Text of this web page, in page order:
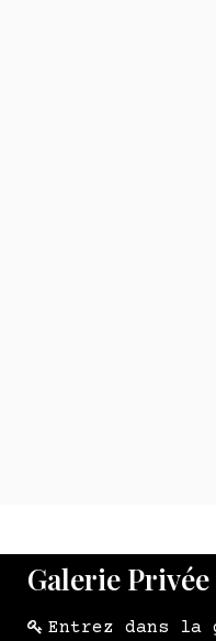
Galerie Privée
Entrez dans la